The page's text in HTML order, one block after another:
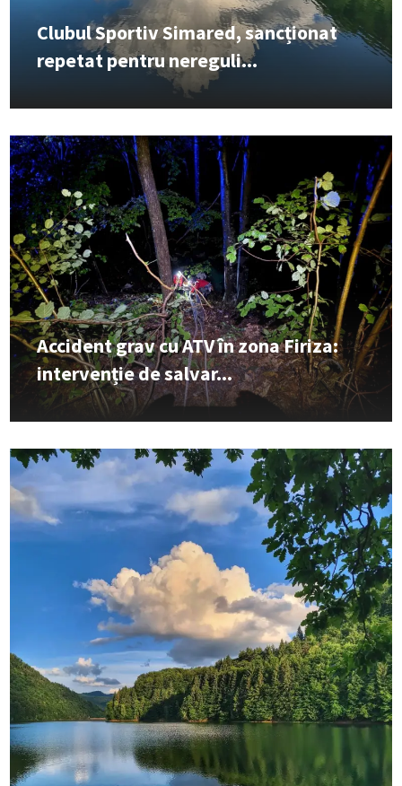
Clubul Sportiv Simared, sancționat
repetat pentru nereguli...
Accident grav cu ATV în zona Firiza:
intervenție de salvar...